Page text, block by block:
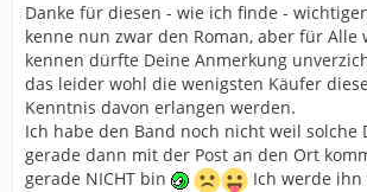
Danke für diesen - wie ich finde -
kenne nun zwar den Roman, aber für Alle
kennen dürfte Deine Anmerkung
das leider wohl die wenigsten Käufer
Kenntnis davon erlangen werden.
Ich habe den Band noch nicht weil solche
gerade dann mit der Post an den Ort
gerade NICHT bin
Ich werde